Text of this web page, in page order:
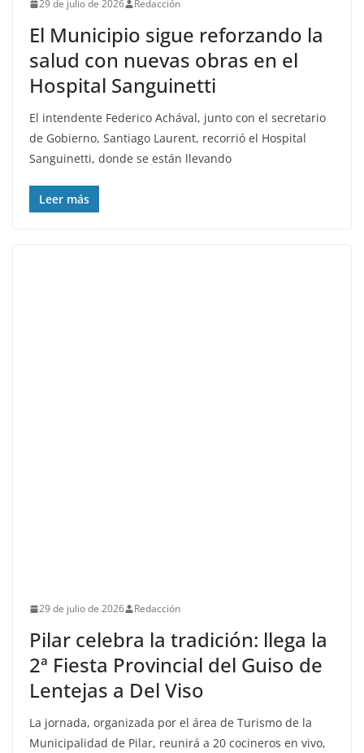
29 de julio de 2026 Redacción
El Municipio sigue reforzando la
salud con nuevas obras en el
Hospital Sanguinetti
El intendente Federico Achával, junto con el secretario
de Gobierno, Santiago Laurent, recorrió el Hospital
Sanguinetti, donde se están llevando
Leer más
29 de julio de 2026 Redacción
Pilar celebra la tradición: llega la
2ª Fiesta Provincial del Guiso de
Lentejas a Del Viso
La jornada, organizada por el área de Turismo de la
Municipalidad de Pilar, reunirá a 20 cocineros en vivo,